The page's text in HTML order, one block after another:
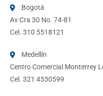
Bogotá
Av Cra 30 No. 74-81
Cel. 310 5518121
Medellín
Centro Comercial Monterrey
Cel. 321 4530599